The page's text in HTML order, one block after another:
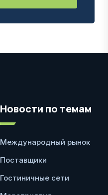
Новости по темам
Международный рынок
Поставщики
Гостиничные сети